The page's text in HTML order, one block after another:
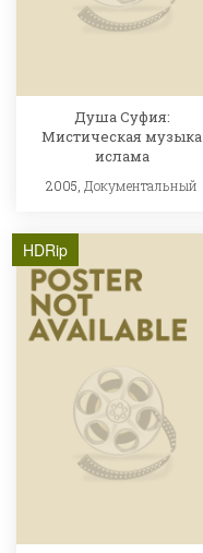
Душа Суфия:
Мистическая музыка
ислама
2005,Документальный
HDRip